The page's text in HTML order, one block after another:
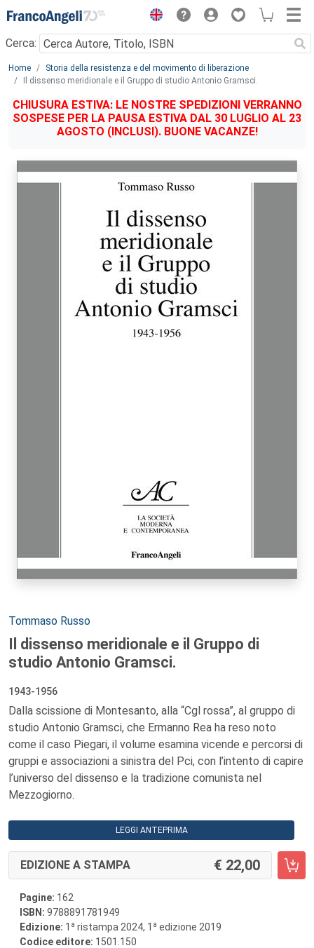
Menu
Cerca:
Main content
Home
Storia della resistenza e del movimento di liberazione
Il dissenso meridionale e il Gruppo di studio Antonio Gramsci.
CHIUSURA ESTIVA: LE NOSTRE SPEDIZIONI VERRANNO
SOSPESE PER LA PAUSA ESTIVA DAL 30 LUGLIO AL 23
AGOSTO (INCLUSI). BUONE VACANZE!
Autori:
Tommaso Russo
Il dissenso meridionale e il Gruppo di
studio Antonio Gramsci.
1943-1956
Dalla scissione di Montesanto, alla “Cgl rossa”, al gruppo di
studio Antonio Gramsci, che Ermanno Rea ha reso noto
come il caso Piegari, il volume esamina vicende e percorsi di
gruppi e associazioni a sinistra del Pci, con l’intento di capire
l’universo del dissenso e la tradizione comunista nel
Mezzogiorno.
LEGGI ANTEPRIMA
EDIZIONE A STAMPA 22,00
Pagine: 162
ISBN: 9788891781949
Edizione: 1 a ristampa 2024, 1 a edizione 2019
Codice editore: 1501.150